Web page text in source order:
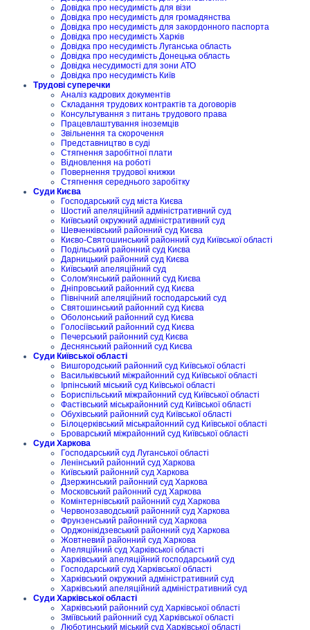
Довідка про несудимість для візи
Довідка про несудимість для громадянства
Довідка про несудимість для закордонного паспорта
Довідка про несудимість Харків
Довідка про несудимість Луганська область
Довідка про несудимість Донецька область
Довідка несудимості для зони АТО
Довідка про несудимість Київ
Трудові суперечки
Аналіз кадрових документів
Складання трудових контрактів та договорів
Консультування з питань трудового права
Працевлаштування іноземців
Звільнення та скорочення
Представництво в суді
Стягнення заробітної плати
Відновлення на роботі
Повернення трудової книжки
Стягнення середнього заробітку
Суди Києва
Господарський суд міста Києва
Шостий апеляційний адміністративний суд
Київський окружний адміністративний суд
Шевченківський районний суд Києва
Києво-Святошинський районний суд Київської області
Подільський районний суд Києва
Дарницький районний суд Києва
Київський апеляційний суд
Солом'янський районний суд Києва
Дніпровський районний суд Києва
Північний апеляційний господарський суд
Святошинський районний суд Києва
Оболонський районний суд Києва
Голосіївський районний суд Києва
Печерський районний суд Києва
Деснянський районний суд Києва
Суди Київської області
Вишгородський районний суд Київської області
Васильківський міжрайонний суд Київської області
Ірпінський міський суд Київської області
Бориспільський міжрайонний суд Київської області
Фастівський міськрайонний суд Київської області
Обухівський районний суд Київської області
Білоцерківський міськрайонний суд Київської області
Броварський міжрайонний суд Київської області
Суди Харкова
Господарський суд Луганської області
Ленінський районний суд Харкова
Київський районний суд Харкова
Дзержинський районний суд Харкова
Московський районний суд Харкова
Комінтернівський районний суд Харкова
Червонозаводський районний суд Харкова
Фрунзенський районний суд Харкова
Орджонікідзевський районний суд Харкова
Жовтневий районний суд Харкова
Апеляційний суд Харківської області
Харківський апеляційний господарський суд
Господарський суд Харківської області
Харківський окружний адміністративний суд
Харківський апеляційний адміністративний суд
Суди Харківської області
Харківський районний суд Харківської області
Зміївський районний суд Харківської області
Люботинський міський суд Харківської області